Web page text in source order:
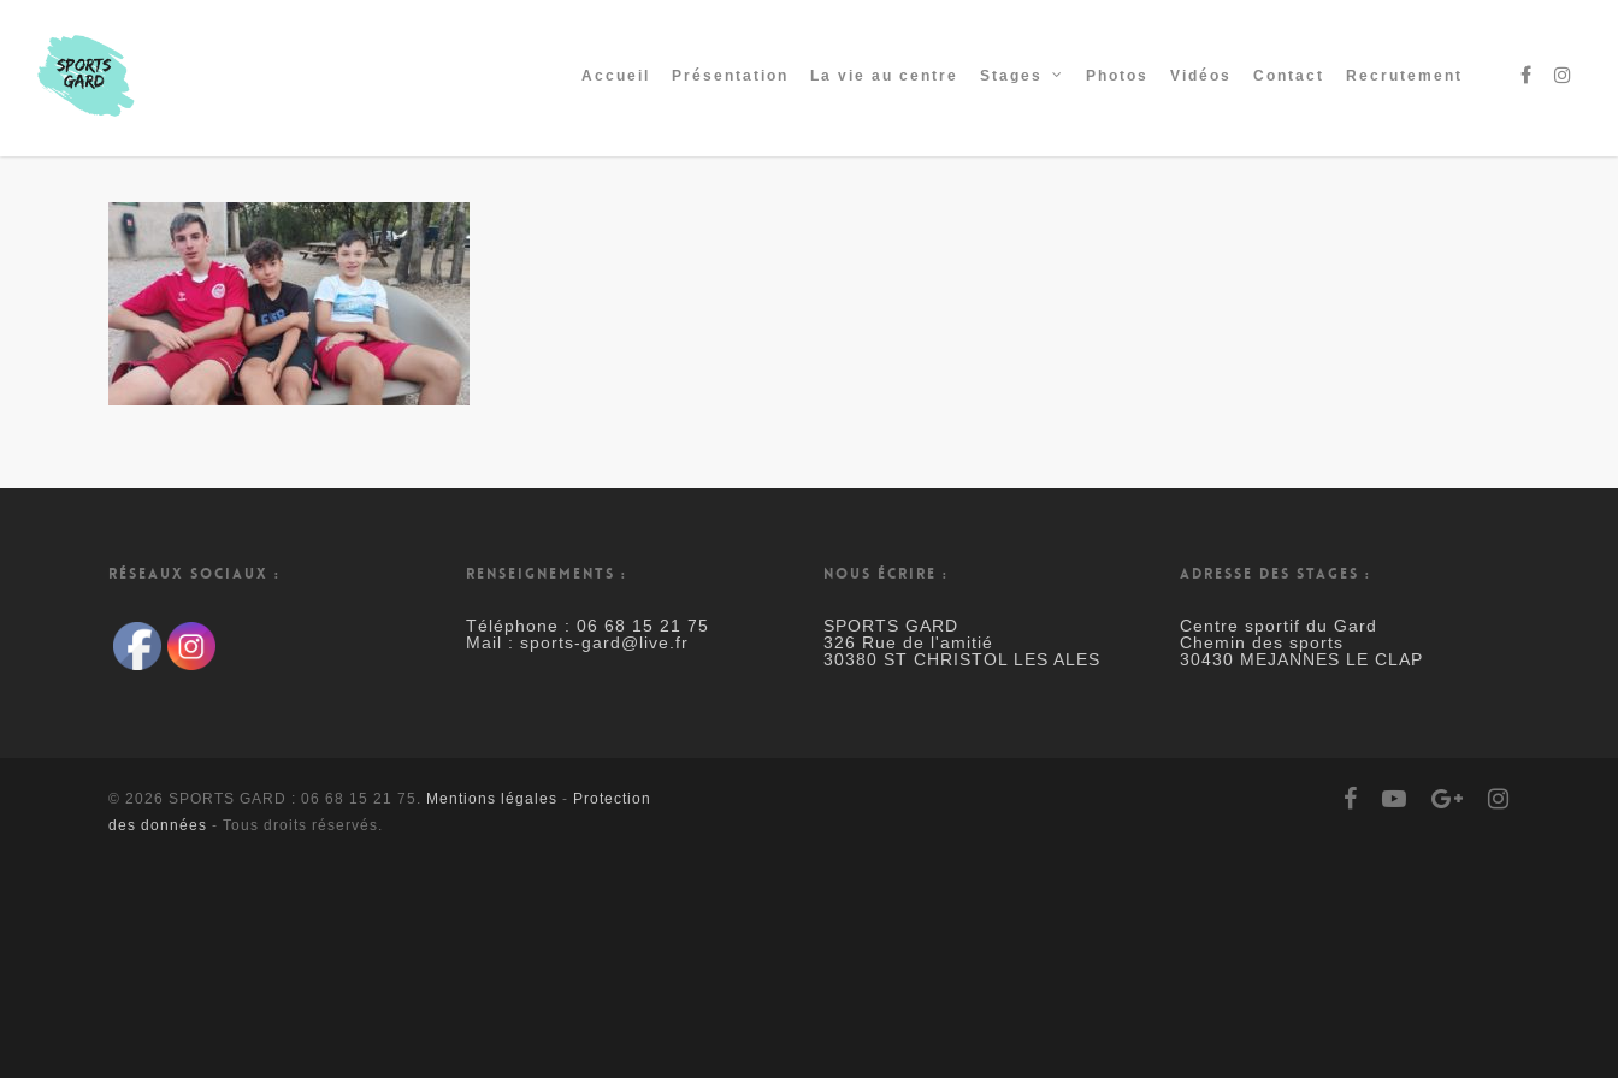
Accueil Présentation La vie au centre Stages Photos Vidéos Contact Recrutement
RÉSEAUX SOCIAUX : RENSEIGNEMENTS :
Téléphone : 06 68 15 21 75
Mail : sports-gard@live.fr
NOUS ÉCRIRE :
SPORTS GARD
326 Rue de l'amitié
30380 ST CHRISTOL LES ALES
ADRESSE DES STAGES :
Centre sportif du Gard
Chemin des sports
30430 MEJANNES LE CLAP
© 2026 SPORTS GARD : 06 68 15 21 75. Mentions légales - Protection
des données - Tous droits réservés.